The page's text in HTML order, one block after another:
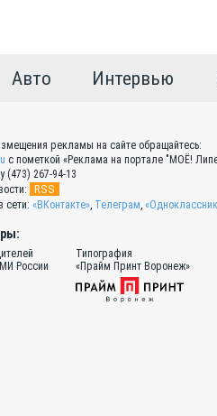
Авто Интервью
рекламы на сайте обращайтесь:
с пометкой «Реклама на портале "МОЁ!
(473) 267-94-13
RSS
сети: «ВКонтакте», Телеграм,
России
Типография
«Прайм Принт Воронеж»